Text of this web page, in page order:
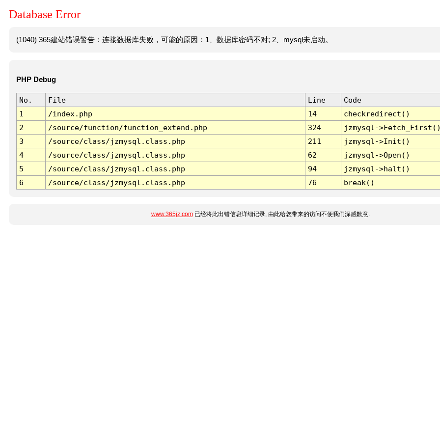
Database Error
(1040) 365建站错误警告：连接数据库失败，可能的原因：1、数据库密码不对; 2、mysql未启动。
PHP Debug
No. File Line
Code
1
/index.php 14
checkredirect()
2
/source/function/function_extend.php 324
jzmysql-
3
/source/class/jzmysql.class.php 211
jzmysql->Init()
4
/source/class/jzmysql.class.php 62
jzmysql->Open()
5
/source/class/jzmysql.class.php 94
jzmysql->halt()
6
/source/class/jzmysql.class.php 76 break()
www.365jz.com已经将此出错信息详细记录, 由此给您带来的访问不便我们深感歉意.